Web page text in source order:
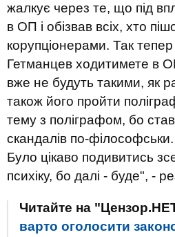
жалкує через те, що під
в ОП і обізвав всіх, хто
корупціонерами. Так тепер
Гетманцев ходитимете в
вже не будуть такими, як
також його пройти
тему з поліграфом, бо
скандалів по-
Було цікаво подивитись
психіку, бо далі - буде", -
Читайте на
варто оголосити